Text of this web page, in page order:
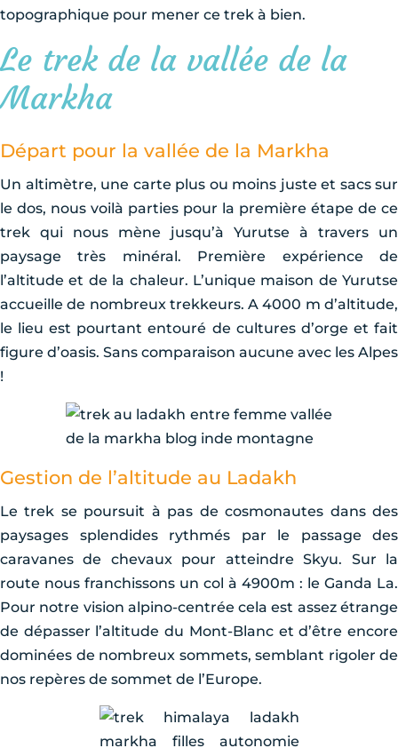
topographique pour mener ce trek à bien.
Le trek de la vallée de la
Markha
Départ pour la vallée de la Markha
Un altimètre, une carte plus ou moins juste et sacs sur
le dos, nous voilà parties pour la première étape de ce
trek qui nous mène jusqu’à Yurutse à travers un
paysage très minéral. Première expérience de
l’altitude et de la chaleur. L’unique maison de Yurutse
accueille de nombreux trekkeurs. A 4000 m d’altitude,
le lieu est pourtant entouré de cultures d’orge et fait
figure d’oasis. Sans comparaison aucune avec les Alpes
!
Gestion de l’altitude au Ladakh
Le trek se poursuit à pas de cosmonautes dans des
paysages splendides rythmés par le passage des
caravanes de chevaux pour atteindre Skyu. Sur la
route nous franchissons un col à 4900m : le Ganda La.
Pour notre vision alpino-centrée cela est assez étrange
de dépasser l’altitude du Mont-Blanc et d’être encore
dominées de nombreux sommets, semblant rigoler de
nos repères de sommet de l’Europe.